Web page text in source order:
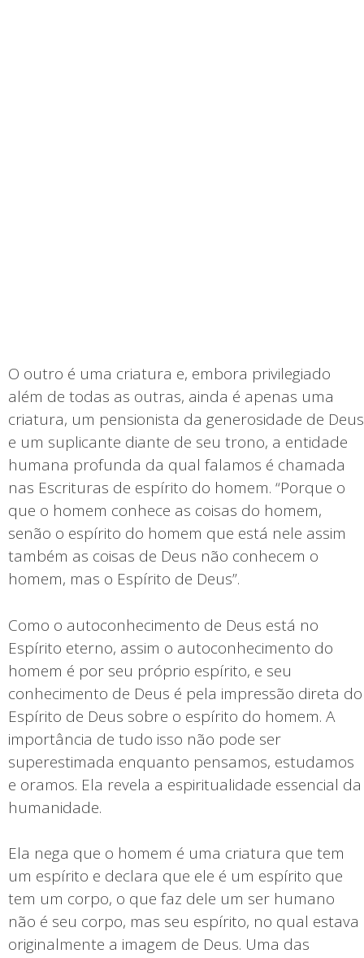
O outro é uma criatura e, embora privilegiado
além de todas as outras, ainda é apenas uma
criatura, um pensionista da generosidade de Deus
e um suplicante diante de seu trono, a entidade
humana profunda da qual falamos é chamada
nas Escrituras de espírito do homem. “Porque o
que o homem conhece as coisas do homem,
senão o espírito do homem que está nele assim
também as coisas de Deus não conhecem o
homem, mas o Espírito de Deus”.
Como o autoconhecimento de Deus está no
Espírito eterno, assim o autoconhecimento do
homem é por seu próprio espírito, e seu
conhecimento de Deus é pela impressão direta do
Espírito de Deus sobre o espírito do homem. A
importância de tudo isso não pode ser
superestimada enquanto pensamos, estudamos
e oramos. Ela revela a espiritualidade essencial da
humanidade.
Ela nega que o homem é uma criatura que tem
um espírito e declara que ele é um espírito que
tem um corpo, o que faz dele um ser humano
não é seu corpo, mas seu espírito, no qual estava
originalmente a imagem de Deus. Uma das